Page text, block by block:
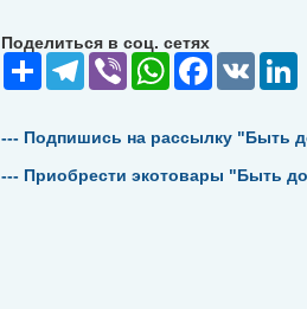
Поделиться в соц. сетях
ShareTelegram
Viber WhatsAppFacebook
VK
--- Подпишись на рассылку "Быть
--- Приобрести экотовары "Быть